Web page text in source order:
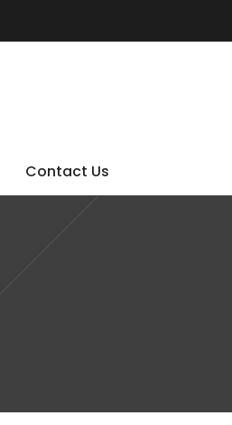
Contact Us